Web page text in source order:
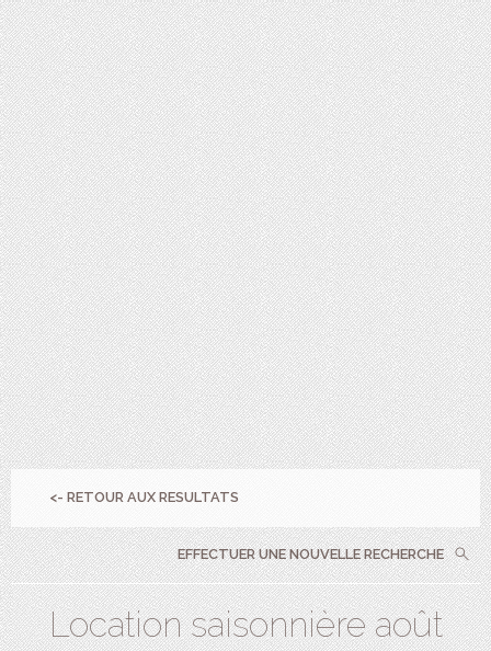
<- RETOUR AUX RESULTATS
EFFECTUER UNE NOUVELLE RECHERCHE
Location saisonnière août